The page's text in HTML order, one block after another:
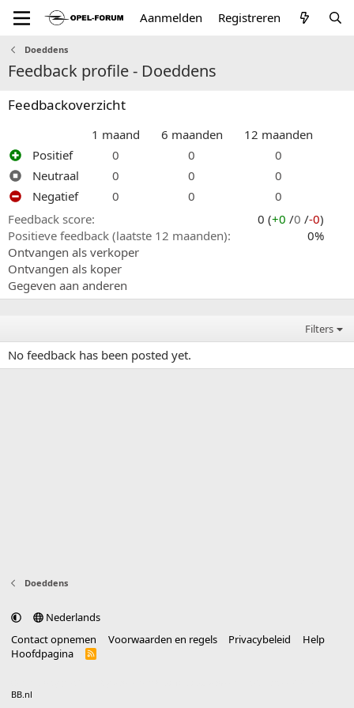
Aanmelden Registreren
Doeddens
Feedback profile - Doeddens
Feedbackoverzicht
1 maand 6 maanden
12 maanden
Positief
0 0
0
Neutraal
0 0
0
Negatief
0 0
0
Feedback score
0 (+0 /0 /-0)
Positieve feedback (laatste 12 maanden)
0%
Ontvangen als verkoper
Ontvangen als koper
Gegeven aan anderen
Filters
No feedback has been posted yet.
Doeddens
Nederlands
Contact opnemen
Voorwaarden en regels Privacybeleid
Help
Hoofdpagina
R
BB.nl